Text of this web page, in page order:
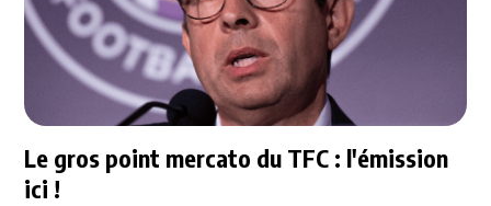
Le gros point mercato du TFC : l'émission
ici !